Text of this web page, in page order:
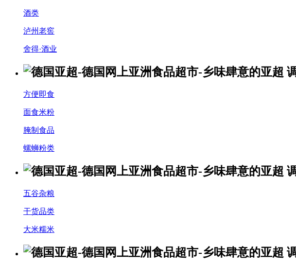
酒类
泸州老窖
舍得·酒业
方便即食
面食米粉
腌制食品
螺蛳粉类
五谷杂粮
干货品类
大米糯米